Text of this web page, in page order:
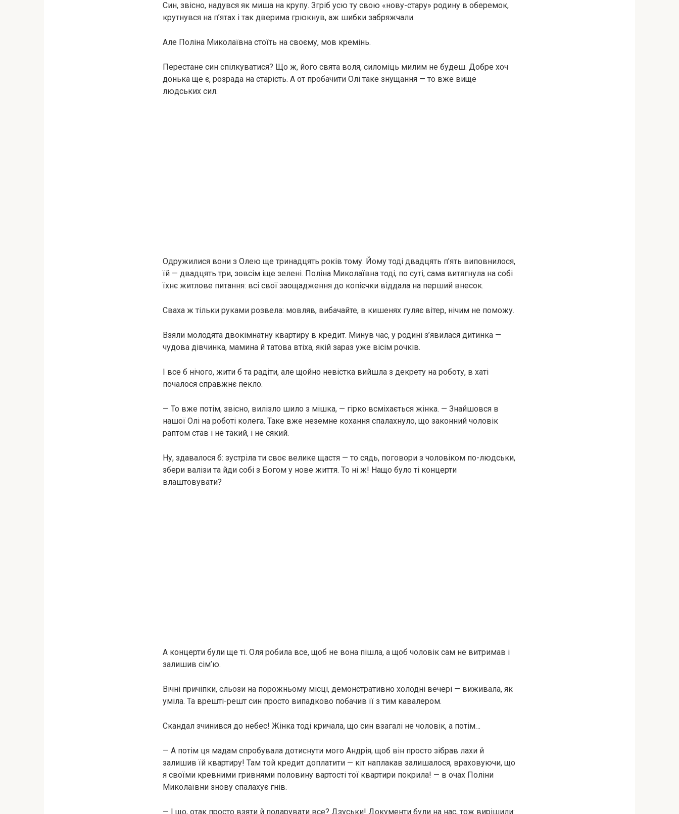
Син, звісно, надувся як миша на крупу. Згріб усю ту свою «нову-стару» родину в оберемок,
крутнувся на п’ятах і так дверима грюкнув, аж шибки забряжчали.
Але Поліна Миколаївна стоїть на своєму, мов кремінь.
Перестане син спілкуватися? Що ж, його свята воля, силоміць милим не будеш. Добре хоч
донька ще є, розрада на старість. А от пробачити Олі таке знущання — то вже вище
людських сил.
Одружилися вони з Олею ще тринадцять років тому. Йому тоді двадцять п’ять виповнилося,
їй — двадцять три, зовсім іще зелені. Поліна Миколаївна тоді, по суті, сама витягнула на собі
їхнє житлове питання: всі свої заощадження до копієчки віддала на перший внесок.
Сваха ж тільки руками розвела: мовляв, вибачайте, в кишенях гуляє вітер, нічим не поможу.
Взяли молодята двокімнатну квартиру в кредит. Минув час, у родині з’явилася дитинка —
чудова дівчинка, мамина й татова втіха, якій зараз уже вісім рочків.
І все б нічого, жити б та радіти, але щойно невістка вийшла з декрету на роботу, в хаті
почалося справжнє пекло.
— То вже потім, звісно, вилізло шило з мішка, — гірко всміхається жінка. — Знайшовся в
нашої Олі на роботі колега. Таке вже неземне кохання спалахнуло, що законний чоловік
раптом став і не такий, і не сякий.
Ну, здавалося б: зустріла ти своє велике щастя — то сядь, поговори з чоловіком по-людськи,
збери валізи та йди собі з Богом у нове життя. То ні ж! Нащо було ті концерти
влаштовувати?
А концерти були ще ті. Оля робила все, щоб не вона пішла, а щоб чоловік сам не витримав і
залишив сім’ю.
Вічні причіпки, сльози на порожньому місці, демонстративно холодні вечері — виживала, як
уміла. Та врешті-решт син просто випадково побачив її з тим кавалером.
Скандал зчинився до небес! Жінка тоді кричала, що син взагалі не чоловік, а потім…
— А потім ця мадам спробувала дотиснути мого Андрія, щоб він просто зібрав лахи й
залишив їй квартиру! Там той кредит доплатити — кіт наплакав залишалося, враховуючи, що
я своїми кревними гривнями половину вартості тої квартири покрила! — в очах Поліни
Миколаївни знову спалахує гнів.
— І що, отак просто взяти й подарувати все? Дзуськи! Документи були на нас, тож вирішили: